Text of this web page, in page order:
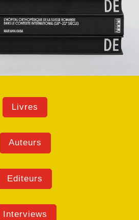
Livres
Auteurs
Editeurs
Interviews